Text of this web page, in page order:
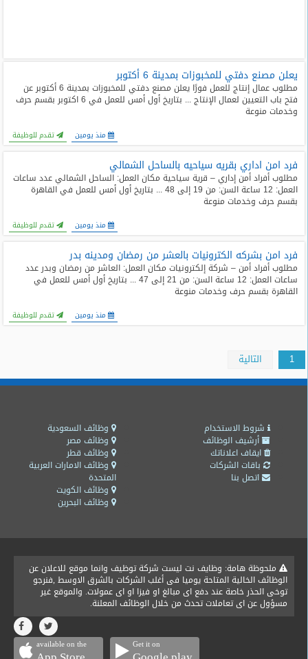
يعلن مصنع دفتي للمخبوزات بمدينة 6 أكتوبر
مطلوب عمال إنتاج للعمل فورًا يعلن مصنع دفتي للمخبوزات بمدينة 6 أكتوبر عن
فتح باب التعيين لعمال الإنتاج ... بتاريخ أول أمس للعمل في 6 اكتوبر بقسم حرف
وخدمات منوعة
منذ يومين تقدم للوظيفة
فرد امن اداري بقريه سياحيه بالساحل الشمالي
مطلوب أفراد أمن إداري – قرية سياحية مكان العمل: الساحل الشمالي عدد ساعات
العمل: 12 ساعة السن: من 19 إلى 48 ... بتاريخ أول أمس للعمل في القاهرة
بقسم حرف وخدمات منوعة
منذ يومين تقدم للوظيفة
فرد امن بشركه الكترونيات بالعشر من رمضان ومدينه بدر
مطلوب أفراد أمن – شركة إلكترونيات مكان العمل: العاشر من رمضان وبدر عدد
ساعات العمل: 12 ساعة السن: من 21 إلى 47 ... بتاريخ أول أمس للعمل في
القاهرة بقسم حرف وخدمات منوعة
منذ يومين تقدم للوظيفة
1 التالية
وظائف السعودية
وظائف مصر
وظائف قطر
وظائف الامارات العربية
المتحدة
وظائف الكويت
وظائف البحرين
شروط الاستخدام
أرشيف الوظائف
ايقاف اعلاناتك
باقات الشركات
اتصل بنا
ملحوظة هامة: وظايف نت ليست شركة توظيف وانما موقع للاعلان عن
الوظائف الخالية المتاحة يوميا فى أغلب الشركات بالشرق الاوسط ,فنرجو
توخى الحذر خاصة عند دفع اى مبالغ او فيزا او اى عمولات. والموقع غير
مسؤول عن اى تعاملات تحدث من خلال الوظائف المعلنة.
available on the Get it on